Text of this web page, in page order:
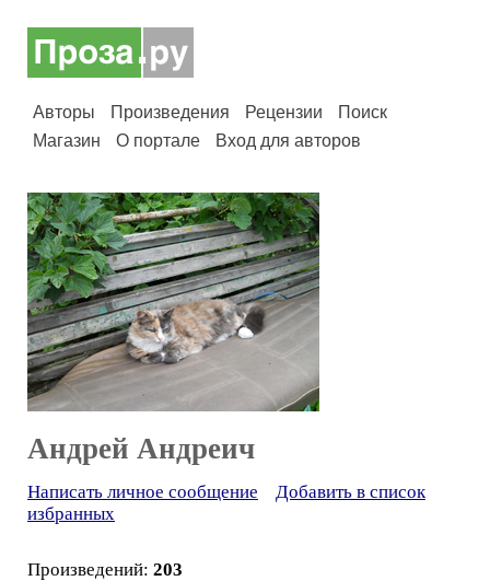
Авторы Произведения Рецензии
Поиск
Магазин
О портале Вход для авторов
Андрей Андреич
Написать личное сообщение
Добавить в список
избранных
Произведений: 203